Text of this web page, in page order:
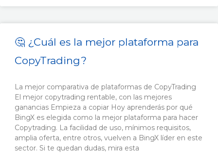
🤔 ¿Cuál es la mejor plataforma para
CopyTrading?
La mejor comparativa de plataformas de CopyTrading​
El mejor copytrading rentable, con las mejores
ganancias Empieza a copiar Hoy aprenderás por qué
BingX es elegida como la mejor plataforma para hacer
Copytrading. La facilidad de uso, mínimos requisitos,
amplia oferta, entre otros, vuelven a BingX líder en este
sector. Si te quedan dudas, mira esta